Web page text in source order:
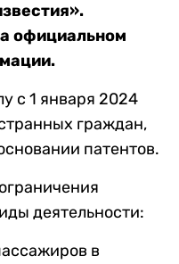
официальном
с 1 января 2024
граждан,
патентов.
деятельности:
в